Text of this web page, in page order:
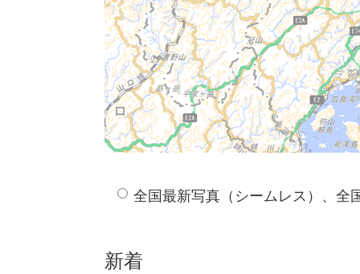
全国最新写真（シームレス）、全
新着